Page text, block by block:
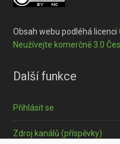
Obsah webu podléhá licenci
Neužívejte komerčně 3.0
Další funkce
Přihlásit se
Zdroj kanálů (příspěvky)